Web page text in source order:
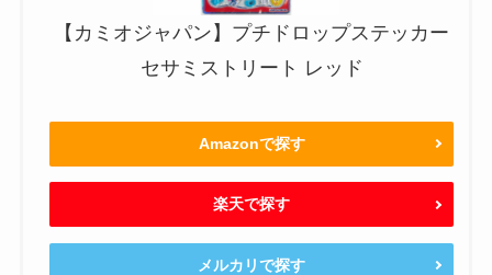
【カミオジャパン】プチドロップステッカー
セサミストリート レッド
Amazonで探す
楽天で探す
メルカリで探す